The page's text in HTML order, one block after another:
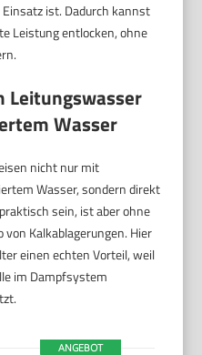
ist. Dadurch kannst
Leistung entlocken, ohne
Leitungswasser
Wasser
nicht nur mit
Wasser, sondern direkt
sein, ist aber ohne
Kalkablagerungen. Hier
einen echten Vorteil, weil
im Dampfsystem
ANGEBOT